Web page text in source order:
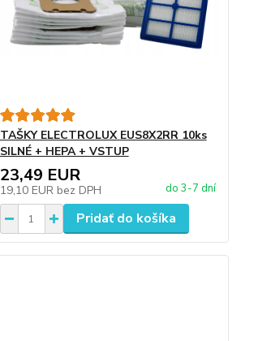
TAŠKY ELECTROLUX EUS8X2RR 10ks
SILNÉ + HEPA + VSTUP
23,49 EUR
19,10 EUR bez DPH do 3-7 dní
Pridať do košíka